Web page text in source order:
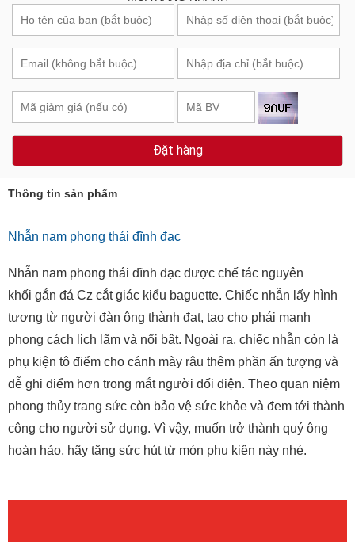
Đặt hàng
Thông tin sản phẩm
Nhẫn nam phong thái đĩnh đạc
Nhẫn nam phong thái đĩnh đạc được chế tác nguyên
khối gắn đá Cz cắt giác kiểu baguette. Chiếc nhẫn lấy hình
tượng từ người đàn ông thành đạt, tạo cho phái mạnh
phong cách lịch lãm và nổi bật. Ngoài ra, chiếc nhẫn còn là
phụ kiện tô điểm cho cánh mày râu thêm phần ấn tượng và
dễ ghi điểm hơn trong mắt người đối diện. Theo quan niệm
phong thủy trang sức còn bảo vệ sức khỏe và đem tới thành
công cho người sử dụng. Vì vậy, muốn trở thành quý ông
hoàn hảo, hãy tăng sức hút từ món phụ kiện này nhé.